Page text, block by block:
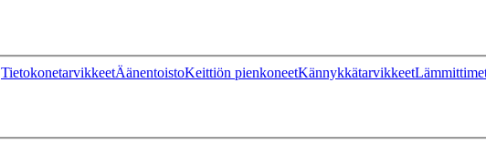
TietokonetarvikkeetÄänentoistoKeittiön pienkoneetKännykkätarvikkeet